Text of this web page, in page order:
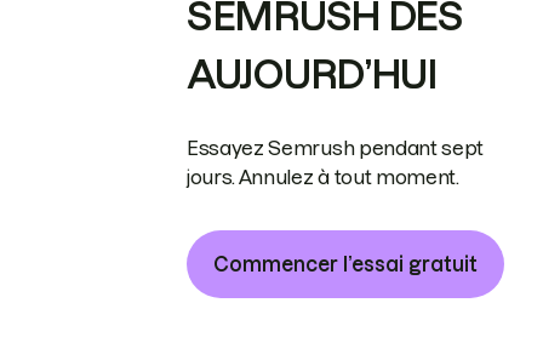
SEMRUSH DÈS
AUJOURD’HUI
Essayez Semrush pendant sept
jours. Annulez à tout moment.
Commencer l’essai gratuit